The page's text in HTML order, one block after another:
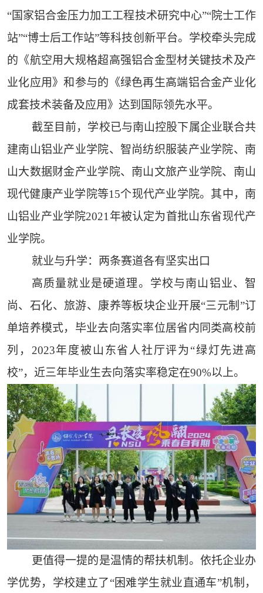
“国家铝合金压力加工工程技术研究中心”“院士工作
站”“博士后工作站”等科技创新平台。学校牵头完成
的《航空用大规格超高强铝合金型材关键技术及产
业化应用》和参与的《绿色再生高端铝合金产业化
成套技术装备及应用》达到国际领先水平。
截至目前，学校已与南山控股下属企业联合共
建南山铝业产业学院、智尚纺织服装产业学院、南
山大数据财金产业学院、南山文旅产业学院、南山
现代健康产业学院等15个现代产业学院。其中，南
山铝业产业学院2021年被认定为首批山东省现代产
业学院。
就业与升学：两条赛道各有坚实出口
高质量就业是硬道理。学校与南山铝业、智
尚、石化、旅游、康养等板块企业开展“三元制”订
单培养模式，毕业去向落实率位居省内同类高校前
列，2023年度被山东省人社厅评为“绿灯先进高
校”，近三年毕业生去向落实率稳定在90%以上。
更值得一提的是温情的帮扶机制。依托企业办
学优势，学校建立了“困难学生就业直通车”机制，